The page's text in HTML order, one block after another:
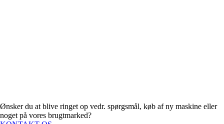
Ønsker du at blive ringet op vedr. spørgsmål, køb af ny maskine eller
noget på vores brugtmarked?